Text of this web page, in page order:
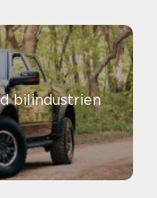
bilindustrien